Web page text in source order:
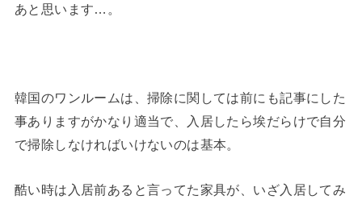
あと思います…。
韓国のワンルームは、掃除に関しては前にも記事にした
事ありますがかなり適当で、入居したら埃だらけで自分
で掃除しなければいけないのは基本。
酷い時は入居前あると言ってた家具が、いざ入居してみ